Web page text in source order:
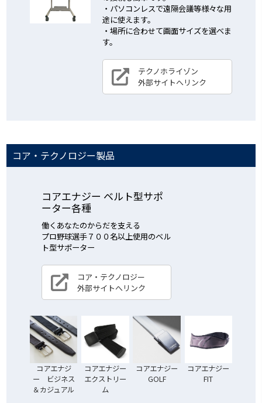
・パソコンレスで遠隔会議等様々な用
途に使えます。
・場所に合わせて画面サイズを選べま
す。
テクノホライゾン
外部サイトへリンク
コア・テクノロジー製品
コアエナジー ベルト型サポ
ーター各種
働くあなたのからだを支える
プロ野球選手７００名以上使用のベル
ト型サポーター
コア・テクノロジー
外部サイトへリンク
コアエナジ
ー ビジネス
＆カジュアル
コアエナジー
エクストリー
ム
コアエナジー
GOLF
コアエナジー
FIT